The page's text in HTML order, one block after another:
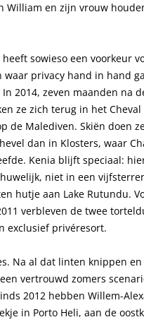
William en zijn vrouw
sowieso een voorkeur
waar privacy hand in hand
2014, zeven maanden na
ze zich terug in het Cheval
de Malediven. Skiën doen
dan in Klosters, waar
Kenia blijft speciaal:
niet in een
hutje aan Lake Rutundu.
verbleven de twee
exclusief privéresort.
Na al dat linten knippen
vertrouwd zomers
2012 hebben Willem-
in Porto Heli, aan de